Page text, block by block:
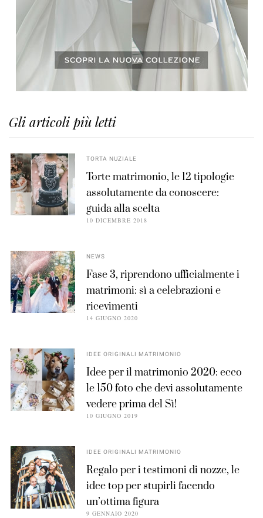
Gli articoli più letti
TORTA NUZIALE
Torte matrimonio, le 12 tipologie
assolutamente da conoscere:
guida alla scelta
10 DICEMBRE 2018
NEWS
Fase 3, riprendono ufficialmente i
matrimoni: sì a celebrazioni e
ricevimenti
14 GIUGNO 2020
IDEE ORIGINALI MATRIMONIO
Idee per il matrimonio 2020: ecco
le 150 foto che devi assolutamente
vedere prima del Sì!
10 GIUGNO 2019
IDEE ORIGINALI MATRIMONIO
Regalo per i testimoni di nozze, le
idee top per stupirli facendo
un’ottima figura
9 GENNAIO 2020